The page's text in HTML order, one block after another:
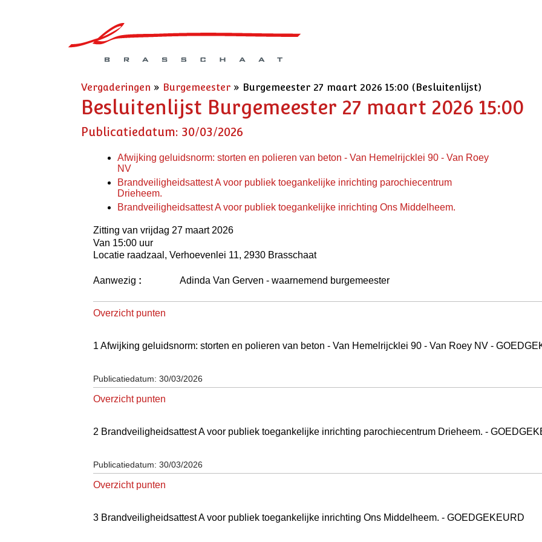
Vergaderingen » Burgemeester » Burgemeester 27 maart 2026 15:00 (Besluitenlijst)
Besluitenlijst Burgemeester 27 maart 2026 15:00
Publicatiedatum: 30/03/2026
Afwijking geluidsnorm: storten en polieren van beton - Van Hemelrijcklei 90 - Van Roey
NV
Brandveiligheidsattest A voor publiek toegankelijke inrichting parochiecentrum
Drieheem.
Brandveiligheidsattest A voor publiek toegankelijke inrichting Ons Middelheem.
Zitting van vrijdag 27 maart 2026
Van 15:00 uur
Locatie raadzaal, Verhoevenlei 11, 2930 Brasschaat
Aanwezig : Adinda Van Gerven - waarnemend burgemeester
Overzicht punten
1 Afwijking geluidsnorm: storten en polieren van beton - Van Hemelrijcklei 90 - Van Roey NV -
Publicatiedatum: 30/03/2026
Overzicht punten
2 Brandveiligheidsattest A voor publiek toegankelijke inrichting parochiecentrum Drieheem. -
Publicatiedatum: 30/03/2026
Overzicht punten
3 Brandveiligheidsattest A voor publiek toegankelijke inrichting Ons Middelheem. - GOEDGEKEURD